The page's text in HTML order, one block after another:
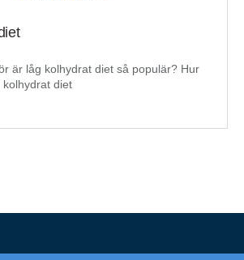
är låg kolhydrat diet så populär? Hur
diet